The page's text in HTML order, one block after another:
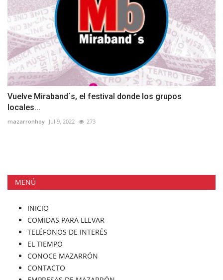
Vuelve Miraband´s, el festival donde los grupos
locales...
mazarronhoy Jul 9, 2022 273
MENÚ
INICIO
COMIDAS PARA LLEVAR
TELÉFONOS DE INTERÉS
EL TIEMPO
CONOCE MAZARRÓN
CONTACTO